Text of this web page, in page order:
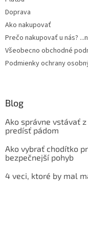
Doprava
Ako nakupovať
Prečo nakupovať u nás?
Všeobecno obchodné
Podmienky ochrany
Blog
Ako správne vstávať
predísť pádom
Ako vybrať chodítko
bezpečnejší pohyb
4 veci, ktoré by mal